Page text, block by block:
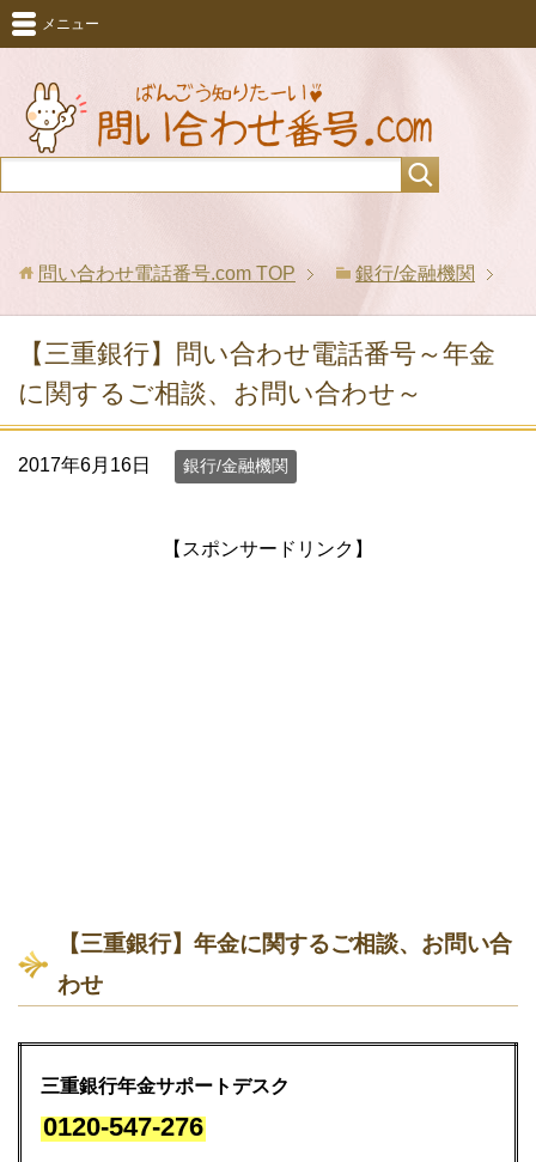
メニュー
問い合わせ電話番号.com TOP 銀行/金融機関
【三重銀行】問い合わせ電話番号～年金
に関するご相談、お問い合わせ～
2017年6月16日 銀行/金融機関
【スポンサードリンク】
【三重銀行】年金に関するご相談、お問い合
わせ
三重銀行年金サポートデスク
0120-547-276